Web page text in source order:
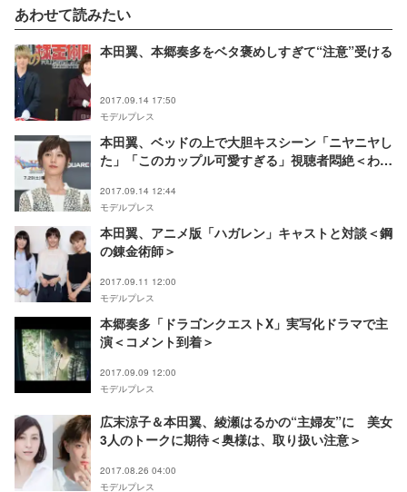
あわせて読みたい
本田翼、本郷奏多をベタ褒めしすぎて“注意”受ける
2017.09.14 17:50
モデルプレス
本田翼、ベッドの上で大胆キスシーン「ニヤニヤし
た」「このカップル可愛すぎる」視聴者悶絶＜わに
2017.09.14 12:44
モデルプレス
本田翼、アニメ版「ハガレン」キャストと対談＜鋼
の錬金術師＞
2017.09.11 12:00
モデルプレス
本郷奏多「ドラゴンクエストX」実写化ドラマで主
演＜コメント到着＞
2017.09.09 12:00
モデルプレス
広末涼子＆本田翼、綾瀬はるかの“主婦友”に 美女
3人のトークに期待＜奥様は、取り扱い注意＞
2017.08.26 04:00
モデルプレス